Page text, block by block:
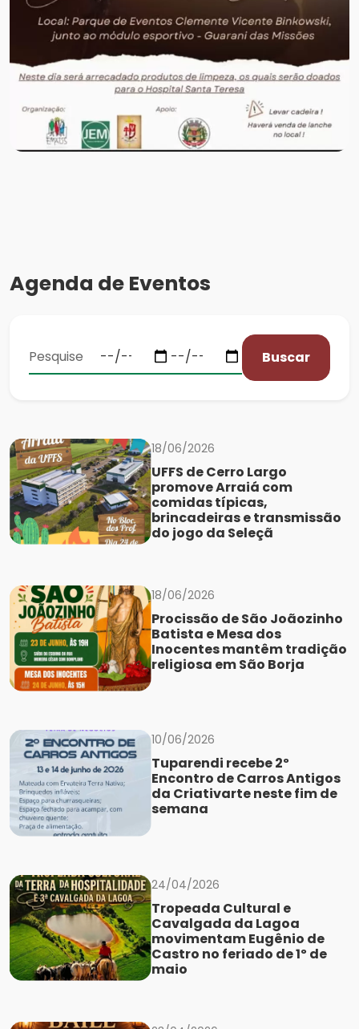
Agenda de Eventos
Buscar
18/06/2026
UFFS de Cerro Largo
promove Arraiá com
comidas típicas,
brincadeiras e transmissão
do jogo da Seleçã
18/06/2026
Procissão de São Joãozinho
Batista e Mesa dos
Inocentes mantêm tradição
religiosa em São Borja
10/06/2026
Tuparendi recebe 2º
Encontro de Carros Antigos
da Criativarte neste fim de
semana
24/04/2026
Tropeada Cultural e
Cavalgada da Lagoa
movimentam Eugênio de
Castro no feriado de 1º de
maio